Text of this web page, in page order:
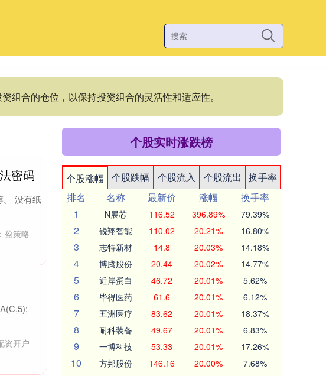
组合的仓位，以保持投资组合的灵活性和适应性。
密码
。 没有纸
盈策略
资开户
个股实时涨跌榜
个股涨幅 个股跌幅 个股流入 个股流出
换手率
排名
名称 最新价 涨幅
换手率
1
N展芯 116.52 396.89% 79.39%
2 锐翔智能 110.02 20.21% 16.80%
3 志特新材 14.8 20.03% 14.18%
4 博腾股份 20.44 20.02% 14.77%
5 近岸蛋白 46.72 20.01% 5.62%
6 毕得医药 61.6 20.01% 6.12%
7 五洲医疗 83.62 20.01% 18.37%
8 耐科装备 49.67 20.01% 6.83%
9 一博科技 53.33 20.01% 17.26%
10 方邦股份 146.16 20.00% 7.68%